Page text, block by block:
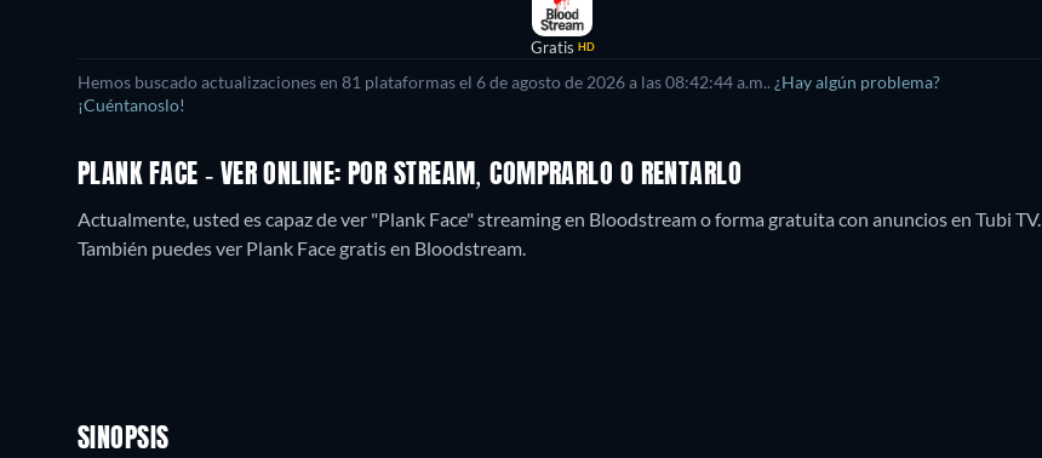
Gratis HD
Hemos buscado actualizaciones en 81 plataformas el 6 de agosto de 2026a las08:42:44 a.m.. ¿Hay algún problema?
¡Cuéntanoslo!
PLANK FACE - VER ONLINE: POR STREAM, COMPRARLO O RENTARLO
Actualmente, usted es capaz de ver "Plank Face" streaming en Bloodstream o forma gratuita con anuncios en Tubi TV.
También puedes ver Plank Face gratis en Bloodstream.
SINOPSIS